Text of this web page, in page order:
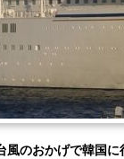
風のおかげで韓国